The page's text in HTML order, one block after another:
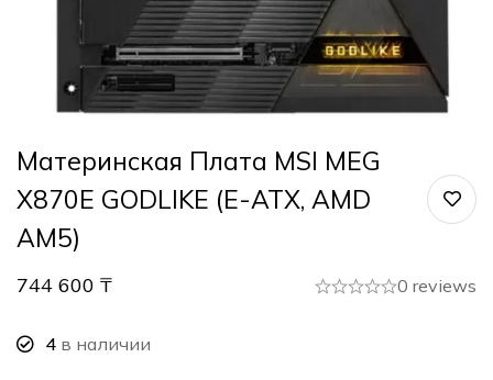
Материнская Плата MSI MEG
X870E GODLIKE (E-ATX, AMD
AM5)
744 600 ₸ 0 reviews
4 в наличии